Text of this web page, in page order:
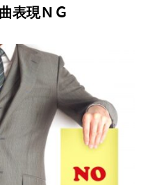
表現ＮＧ